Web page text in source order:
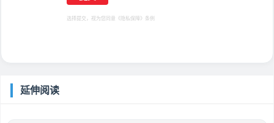
选择提交，视为您同意 《隐私保障》 条例
延伸阅读